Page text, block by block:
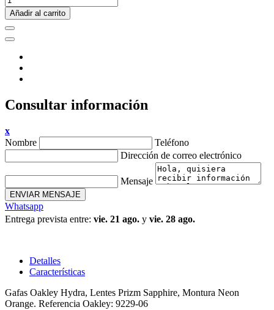
Añadir al carrito
Consultar información
x
Nombre
Teléfono
Dirección de correo electrónico
Mensaje
ENVIAR MENSAJE
Whatsapp
Entrega prevista entre: vie. 21 ago. y vie. 28 ago.
Detalles
Características
Gafas Oakley Hydra, Lentes Prizm Sapphire, Montura Neon
Orange. Referencia Oakley: 9229-06